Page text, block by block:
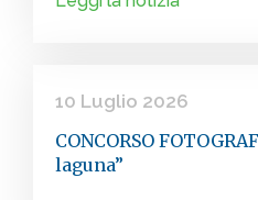
10 Luglio 2026
CONCORSO
laguna”